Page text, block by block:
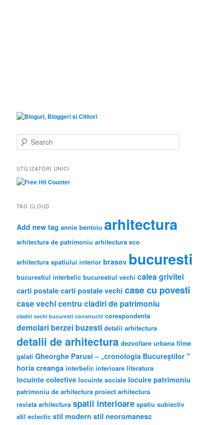
e
r
c
h
UTILIZATORI UNICI
TAG CLOUD
Add new tag annie bentoiu arhitectura
arhitectura de patrimoniu arhitectura eco
arhitectura spatiului interior brasov bucuresti
bucurestiul interbelic bucurestiul vechi calea grivitei
carti postale carti postale vechi case cu povesti
case vechicentru cladiri de patrimoniu
cladiri vechi bucuresti constructii corespondenta
demolari berzei buzesti detalii arhitectura
detalii de arhitectura dezvoltare urbana filme
galati Gheorghe Parusi – „cronologia Bucureştilor "
horia creanga interbelic interioare literatura
locuinte colective locuinte sociale locuire patrimoniu
patrimoniu de arhitectura proiect arhitectura
revista arhitectura spatii interioare spatiu subiectiv
stil eclectic stil modern stil neoromanesc